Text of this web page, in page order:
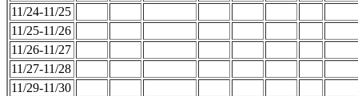
11/24-11/25
11/25-11/26
11/26-11/27
11/27-11/28
11/29-11/30